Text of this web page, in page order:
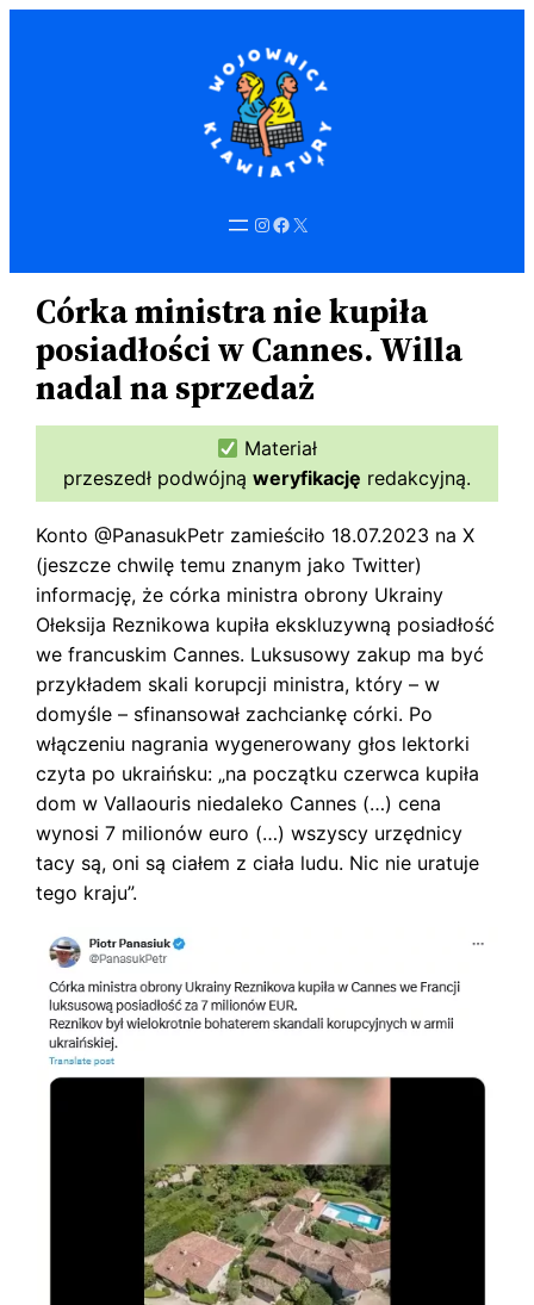
Instagram
Facebook
X
Córka ministra nie kupiła
posiadłości w Cannes. Willa
nadal na sprzedaż
Materiał
przeszedł podwójną weryfikację redakcyjną.
Konto @PanasukPetr zamieściło 18.07.2023 na X
(jeszcze chwilę temu znanym jako Twitter)
informację, że córka ministra obrony Ukrainy
Ołeksija Reznikowa kupiła ekskluzywną posiadłość
we francuskim Cannes. Luksusowy zakup ma być
przykładem skali korupcji ministra, który – w
domyśle – sfinansował zachciankę córki. Po
włączeniu nagrania wygenerowany głos lektorki
czyta po ukraińsku: „na początku czerwca kupiła
dom w Vallaouris niedaleko Cannes (…) cena
wynosi 7 milionów euro (…) wszyscy urzędnicy
tacy są, oni są ciałem z ciała ludu. Nic nie uratuje
tego kraju”.